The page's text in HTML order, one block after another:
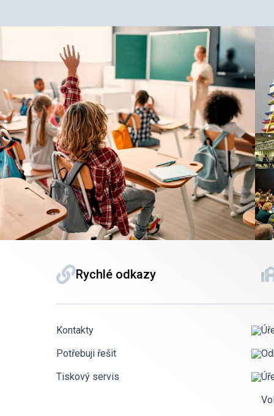
Rychlé odkazy
Kontakty
Potřebuji řešit
Tiskový servis